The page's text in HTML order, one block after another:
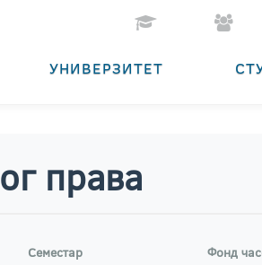
УНИВЕРЗИТЕТ
права
Семестар Фонд